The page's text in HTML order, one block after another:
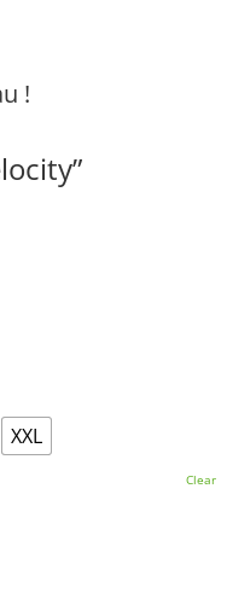
!
XXL
Clear